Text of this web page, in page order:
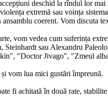
deschid la rîndul lor
extremă sau voința
coerent. Vom discuta
vom vedea cum suferința
sau Alexandru
"Doctor Jivago", "Zmeul
vom lua mici gustări împreună.
fi achitată în două rate,